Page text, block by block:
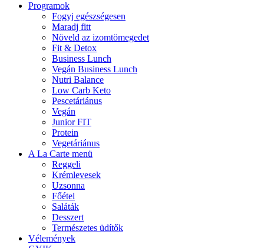
Programok
Fogyj egészségesen
Maradj fitt
Növeld az izomtömegedet
Fit & Detox
Business Lunch
Vegán Business Lunch
Nutri Balance
Low Carb Keto
Pescetáriánus
Vegán
Junior FIT
Protein
Vegetáriánus
A La Carte menü
Reggeli
Krémlevesek
Uzsonna
Főétel
Saláták
Desszert
Természetes üdítők
Vélemények